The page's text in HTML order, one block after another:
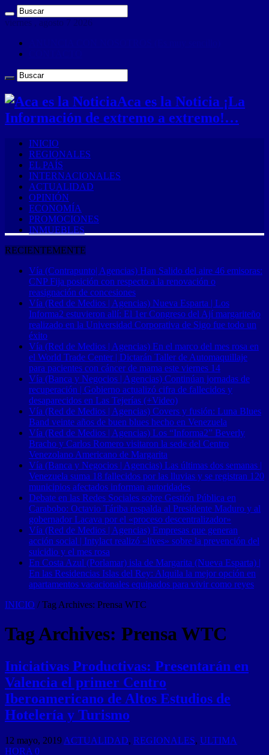
viernes , agosto 7 2026
Aca es la Noticia ¡La
Información de extremo a extremo!…
INICIO
REGIONALES
EL PAÍS
INTERNACIONALES
ACTUALIDAD
OPINIÓN
ECONOMÍA
PROMOCIONES
INMUEBLES
RECIENTEMENTE
Vía (Contrapunto| Agencias) Han Salido del aire 46 emisoras:
CNP Fija posición con respecto a la renovación o
reasignación de concesiones
Vía (Red de Medios | Agencias) Nueva Esparta | Los
Informa2 estuvieron allí: El 1er Congreso del Ají margariteño
realizado en la Universidad Corporativa de Sigo fue todo un
éxito
Vía (Red de Medios | Agencias) En el marco del mes rosa en
el World Trade Center | Dictarán Taller de Automaquillaje
para pacientes con cáncer de mama este viernes 14
Vía (Banca y Negocios | Agencias) Continúan jornadas de
recuperación | Gobierno actualizó cifra de fallecidos y
desaparecidos en Las Tejerías (+Video)
Vía (Red de Medios | Agencias) Covers y fusión: Luna Blues
Band veinte años de buen blues hecho en Venezuela
Vía (Red de Medios | Agencias) Los “Informa2” Beverly
Bracho y Carlos Romero visitaron la sede del Centro
Venezolano Americano de Margarita
Vía (Banca y Negocios | Agencias) Las últimas dos semanas |
Venezuela suma 18 fallecidos por las lluvias y se registran 120
municipios afectados informan autoridades
Debate en las Redes Sociales sobre Gestión Pública en
Carabobo: Octavio Táriba respalda al Presidente Maduro y al
gobernador Lacava por el «proceso descentralizador»
Vía (Red de Medios | Agencias) Empresas que generan
acción social | Intylact realizó «lives» sobre la prevención del
suicidio y el mes rosa
En Costa Azul (Porlamar) isla de Margarita (Nueva Esparta) |
En las Residencias Islas del Rey: Alquila la mejor opción en
apartamentos vacacionales equipados para vivir como reyes
INICIO / Tag Archives: Prensa WTC
Tag Archives: Prensa WTC
Iniciativas Productivas: Presentarán en
Valencia el primer Centro
Iberoamericano de Altos Estudios de
Hotelería y Turismo
12 mayo, 2019 ACTUALIDAD, REGIONALES, ULTIMA
HORA 0